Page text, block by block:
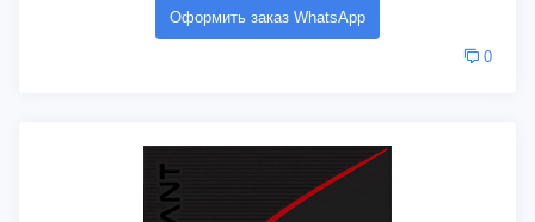
Оформить заказ WhatsApp
0